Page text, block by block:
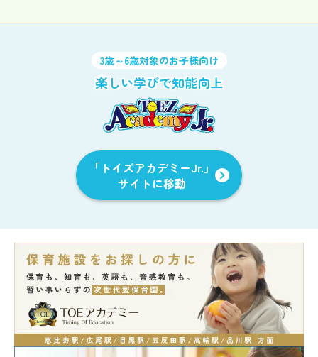
3歳～6歳対象のお子様向け
楽しい学びで知能向上
「トイズアカデミーJr.」
サイトに移動